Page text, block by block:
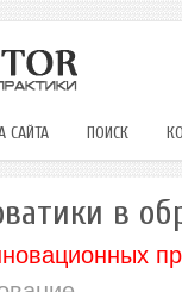
САЙТА ПОИСК
в